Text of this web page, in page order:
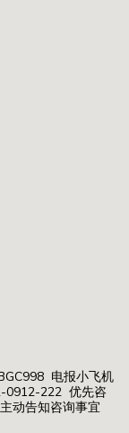
电报小飞机
0912-222 优先咨
动告知咨询事宜